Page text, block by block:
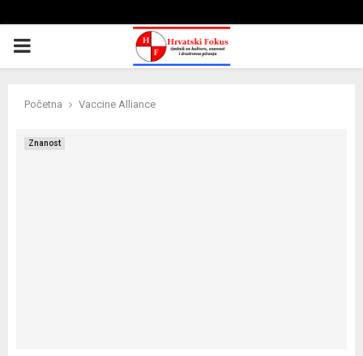
PRIMARY
Početna Vaccine Alliance
Znanost